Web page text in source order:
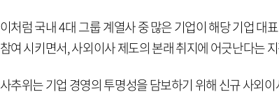
이처럼 국내 4대 그룹 계열사 중 많은 기업이 해당 기업 대
참여 시키면서, 사외이사 제도의 본래 취지에 어긋난다는
사추위는 기업 경영의 투명성을 담보하기 위해 신규 사외